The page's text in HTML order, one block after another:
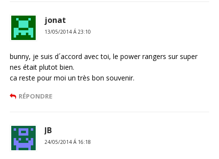
jonat
13/05/2014 Á 23:10
bunny, je suis d´accord avec toi, le power rangers sur super
nes était plutot bien.
ca reste pour moi un très bon souvenir.
RÉPONDRE
JB
24/05/2014 Á 16:18